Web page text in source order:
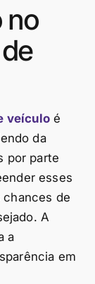
no
veículoé
da
por parte
esses
de
A
a
em